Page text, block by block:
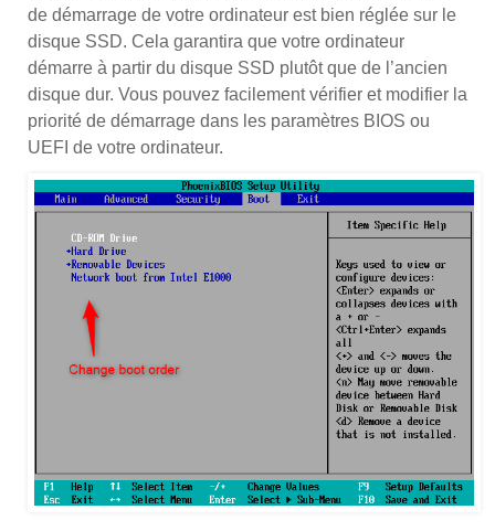
de démarrage de votre ordinateur est bien réglée sur le
disque SSD. Cela garantira que votre ordinateur
démarre à partir du disque SSD plutôt que de l’ancien
disque dur. Vous pouvez facilement vérifier et modifier la
priorité de démarrage dans les paramètres BIOS ou
UEFI de votre ordinateur.